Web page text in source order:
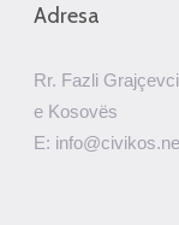
Adresa
Rr. Fazli
e Kosovës
E: